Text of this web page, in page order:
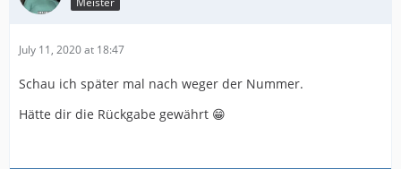
July 11, 2020 at 18:47
Schau ich später mal nach weger der Nummer.
Hätte dir die Rückgabe gewährt 😁